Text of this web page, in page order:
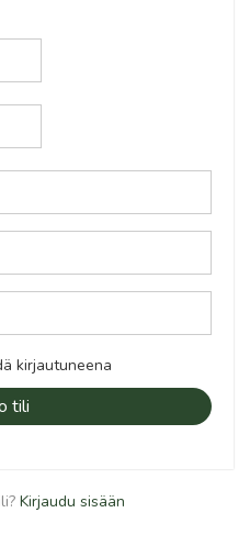
kirjautuneena
tili
Kirjaudu sisään